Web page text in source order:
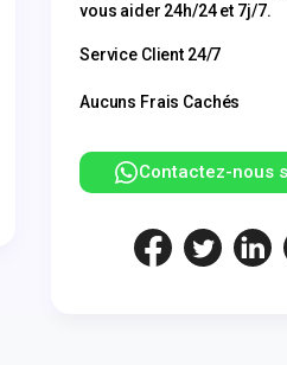
vous aider 24h/24 et 7j/7.
Service Client 24/7
Aucuns Frais Cachés
Contactez-nous